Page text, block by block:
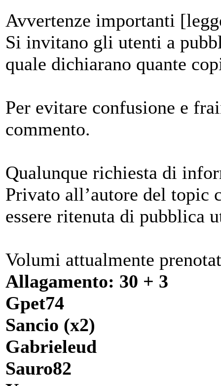
Avvertenze importanti
Si invitano gli utenti a
quale dichiarano quante
Per evitare confusione e
commento.
Qualunque richiesta di
Privato all’autore del topic
essere ritenuta di pubblica
Volumi attualmente
Allagamento: 30 + 3
Gpet74
Sancio (x2)
Gabrieleud
Sauro82